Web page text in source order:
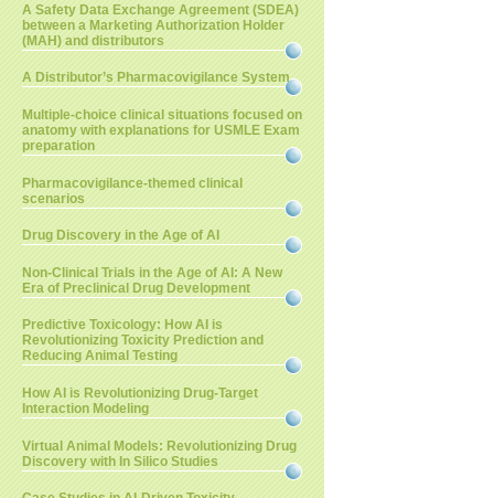
A Safety Data Exchange Agreement (SDEA)
between a Marketing Authorization Holder
(MAH) and distributors
A Distributor’s Pharmacovigilance System
Multiple-choice clinical situations focused on
anatomy with explanations for USMLE Exam
preparation
Pharmacovigilance-themed clinical
scenarios
Drug Discovery in the Age of AI
Non-Clinical Trials in the Age of AI: A New
Era of Preclinical Drug Development
Predictive Toxicology: How AI is
Revolutionizing Toxicity Prediction and
Reducing Animal Testing
How AI is Revolutionizing Drug-Target
Interaction Modeling
Virtual Animal Models: Revolutionizing Drug
Discovery with In Silico Studies